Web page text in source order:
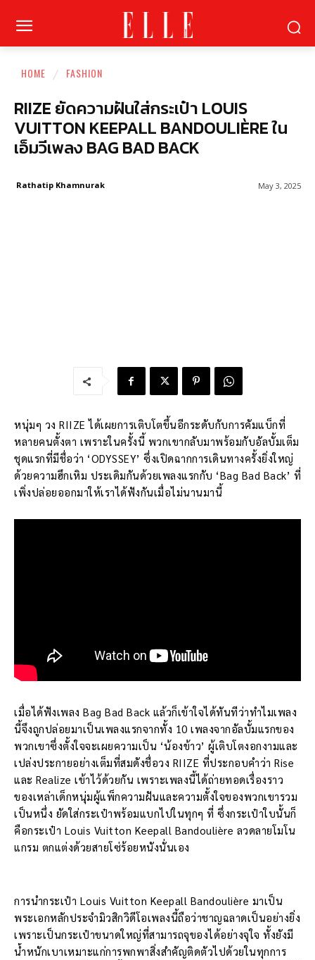
HOME FASHION
RIIZE ยัดความฝันใส่กระเป๋า LOUIS
VUITTON KEEPALL BANDOULIÈRE ใน
เอ็มวีเพลง BAG BAD BACK
May 3, 2025
Rathatip Khamnurak
หนุ่มๆ วง RIIZE ได้เผยการเติบโตขึ้นอีกระดับกับการคัมแบ็กที่
หลายคนตั้งตา เพราะในครั้งนี้ พวกเขากลับมาพร้อมกับอัลบั้มเต็ม
ชุดแรกที่มีชื่อว่า ‘ODYSSEY’ ซึ่งเปิดฉากการเดินทางครั้งยิ่งใหญ่
ด้วยความฮึกเหิม ประเดิมกันด้วยเพลงแรกกับ ‘Bag Bad Back’ ที่
เพิ่งปล่อยออกมาให้เราได้ฟังกันเมื่อไม่นานมานี้
เมื่อได้ฟังเพลง Bag Bad Back แล้วก็เข้าใจได้ทันทีว่าทำไมเพลง
นี้จึงถูกปล่อยมาเป็นเพลงแรกจากทั้ง 10 เพลงจากอัลบั้มแรกของ
พวกเขาซึ่งตั้งใจจะเผยความเป็น ‘น้องข้าว’ ผู้เติบโตงอกงามและ
เปล่งประกายอย่างเต็มที่สมดังชื่อวง RIIZE ที่ประกอบคำว่า Rise
และ Realize เข้าไว้ด้วยกัน เพราะเพลงนี้ได้ถ่ายทอดเรื่องราว
ของเหล่าเด็กหนุ่มผู้แพ็กความฝันและความตั้งใจของพวกเขารวม
เป็นหนึ่ง ยัดใส่กระเป๋าพร้อมแบกไปในทุกๆ ที่ ซึ่งกระเป๋าใบนั้นก็
คือกระเป๋า Louis Vuitton Keepall Bandoulière ลวดลายโมโน
แกรม ตกแต่งด้วยสายโซ่ร้อยหนังนั่นเอง
การนำกระเป๋า Louis Vuitton Keepall Bandoulière มาเป็น
พระเอกหลักประจำมิวสิกวิดีโอเพลงนี้ถือว่าชาญฉลาดเป็นอย่างยิ่ง
เพราะเป็นกระเป๋าขนาดใหญ่ที่สามารถจุของได้อย่างจุใจ ทั้งยังมี
น้ำหนักเบาเหมาะแก่การพกพาสิ่งสำคัญติดตัวไปด้วยในทุกการ